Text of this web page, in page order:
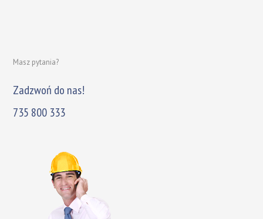
Masz pytania?
Zadzwoń do nas!
735 800 333